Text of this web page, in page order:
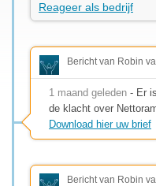
Reageer als bedrijf
Bericht van Robin
1 maand geleden - Er
de klacht over
Download hier uw brief
Bericht van Robin